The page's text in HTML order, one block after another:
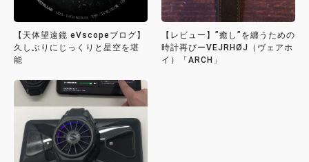
【天体望遠鏡 eVscopeブログ】
久しぶりにじっくりと星空を堪
能
【レビュー】”癒し”を纏うための
時計再びーVEJRHØJ（ヴェアホ
イ）「ARCH」